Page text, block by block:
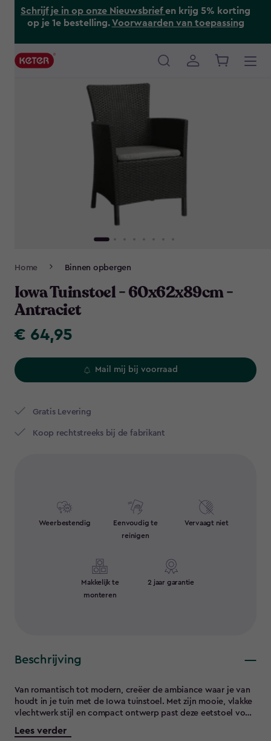
Schrijf je in op onze Nieuwsbriefen krijg 5% korting
op je 1e bestelling.Voorwaarden van toepassing
Main
Home Binnen opbergen
Iowa Tuinstoel - 60x62x89cm -
Antraciet
€
€ 64,95
Mail mij bij voorraad
Gratis Levering​
Koop rechtstreeks bij de fabrikant
Weerbestendig
Eenvoudig te
reinigen
Vervaagt niet
Makkelijk te
monteren
2 jaar garantie
Beschrijving
Van romantisch tot modern, creëer de ambiance waar je van
houdt in je tuin met de Iowa tuinstoel. Met zijn mooie, vlakke
vlechtwerk stijl en compact ontwerp past deze eetstoel voor
buiten perfect in elke tuin of op elk balkon. Tijdens het
ontbijt, lunch of avondeten zal je altijd comfortabel zitten
Lees verder